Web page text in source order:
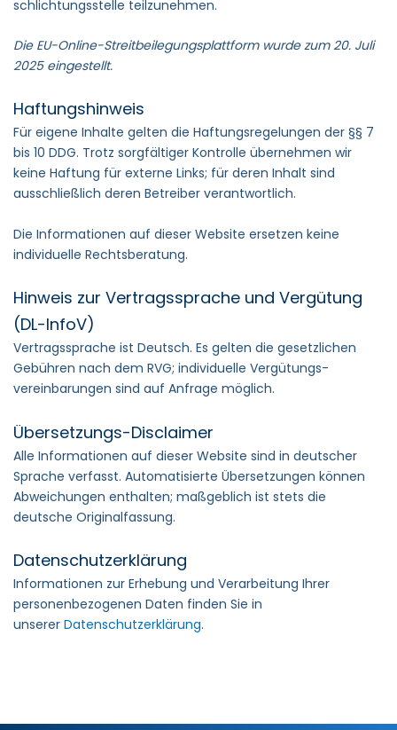
schlichtungsstelle teilzunehmen.
Die EU-Online-Streitbeilegungsplattform wurde zum 20. Juli
2025 eingestellt.
Haftungshinweis
Für eigene Inhalte gelten die Haftungsregelungen der §§ 7
bis 10 DDG. Trotz sorgfältiger Kontrolle übernehmen wir
keine Haftung für externe Links; für deren Inhalt sind
ausschließlich deren Betreiber verantwortlich.
Die Informationen auf dieser Website ersetzen keine
individuelle Rechtsberatung.
Hinweis zur Vertragssprache und Vergütung
(DL-InfoV)
Vertragssprache ist Deutsch. Es gelten die gesetzlichen
Gebühren nach dem RVG; individuelle Vergütungs­
vereinbarungen sind auf Anfrage möglich.
Übersetzungs-Disclaimer
Alle Informationen auf dieser Website sind in deutscher
Sprache verfasst. Automatisierte Übersetzungen können
Abweichungen enthalten; maßgeblich ist stets die
deutsche Originalfassung.
Datenschutzerklärung
Informationen zur Erhebung und Verarbeitung Ihrer
personenbezogenen Daten finden Sie in
unserer Datenschutzerklärung.